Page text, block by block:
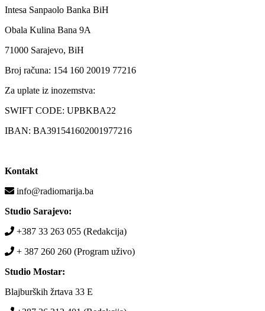
Intesa Sanpaolo Banka BiH
Obala Kulina Bana 9A
71000 Sarajevo, BiH
Broj računa: 154 160 20019 77216
Za uplate iz inozemstva:
SWIFT CODE: UPBKBA22
IBAN: BA391541602001977216
Kontakt
info@radiomarija.ba
Studio Sarajevo:
+387 33 263 055 (Redakcija)
+ 387 260 260 (Program uživo)
Studio Mostar:
Blajburških žrtava 33 E